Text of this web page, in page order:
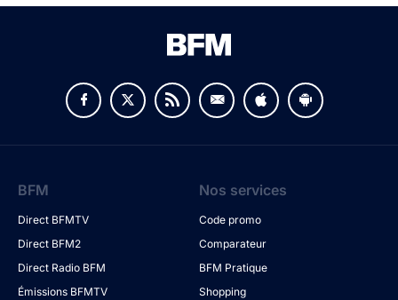
BFM
Direct BFMTV
Direct BFM2
Direct Radio BFM
Émissions BFMTV
Nos services
Code promo
Comparateur
BFM Pratique
Shopping